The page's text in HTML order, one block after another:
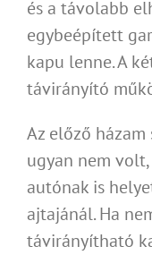
és a távolabb
egybeépített
kapu lenne. A
távirányító
Az előző
ugyan nem
autónak is
ajtajánál. Ha
távirányítható